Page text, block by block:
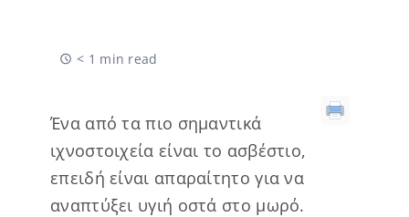
< 1 min read
Ένα από τα πιο σημαντικά
ιχνοστοιχεία είναι το ασβέστιο,
επειδή είναι απαραίτητο για να
αναπτύξει υγιή οστά στο μωρό.